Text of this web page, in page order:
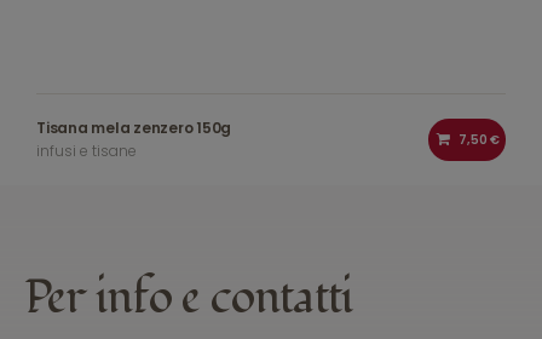
Tisana mela zenzero 150g
infusi e tisane
7,50 €
Perinfoe contatti